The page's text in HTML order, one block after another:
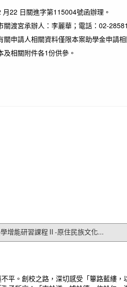
22 日關進字第115004號函辦理。
渡宮承辦人：李麗華；電話：02-
申請人相關資料僅限本案助學金申請
相關附件各1份供參。
增能研習課程Ⅱ-原住民族文化...
平。創校之路，深切感受「篳路藍縷